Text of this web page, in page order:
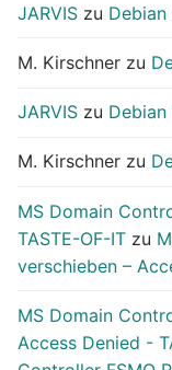
JARVIS zu
M. Kirschner zu
JARVIS zu
M. Kirschner zu
MS Domain
TASTE-OF-IT zu
verschieben –
MS Domain
Access Denied -